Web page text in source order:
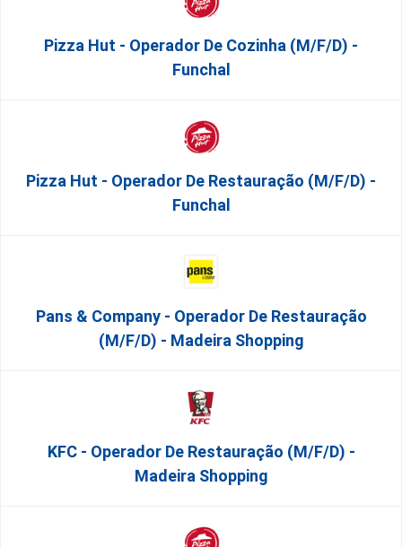
Pizza Hut - Operador De Cozinha (m/f/d) -
Funchal
Pizza Hut - Operador De Restauração (m/f/d) -
Funchal
Pans & Company - Operador De Restauração
(m/f/d) - Madeira Shopping
KFC - Operador De Restauração (m/f/d) -
Madeira Shopping